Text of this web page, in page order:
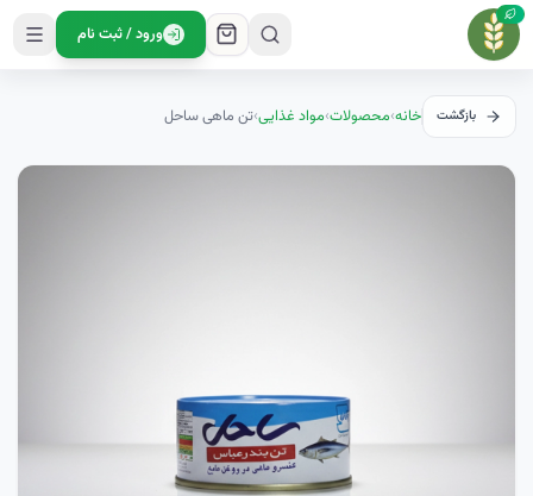
ورود / ثبت نام
بازگشت خانه›محصولات›مواد غذایی›تن ماهی ساحل